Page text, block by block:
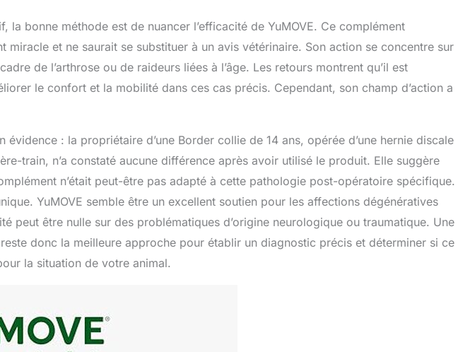
la bonne méthode est de nuancer l’efficacité de YuMOVE. Ce complément
miracle et ne saurait se substituer à un avis vétérinaire. Son action se concentre sur
de l’arthrose ou de raideurs liées à l’âge. Les retours montrent qu’il est
le confort et la mobilité dans ces cas précis. Cependant, son champ d’action a
évidence : la propriétaire d’une Border collie de 14 ans, opérée d’une hernie discale
train, n’a constaté aucune différence après avoir utilisé le produit. Elle suggère
n’était peut-être pas adapté à cette pathologie post-opératoire spécifique.
YuMOVE semble être un excellent soutien pour les affections dégénératives
peut être nulle sur des problématiques d’origine neurologique ou traumatique. Une
donc la meilleure approche pour établir un diagnostic précis et déterminer si ce
la situation de votre animal.